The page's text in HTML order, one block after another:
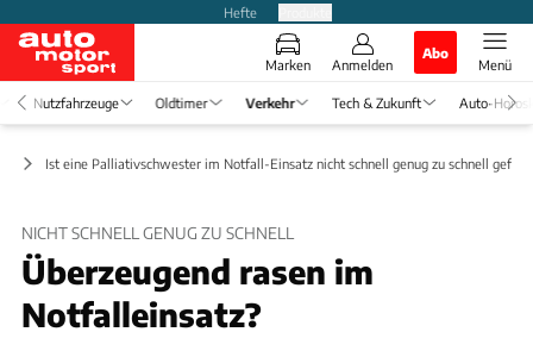
Hefte
Marken Anmelden
Abo
Menü
Nutzfahrzeuge Oldtimer Verkehr Tech & Zukunft Auto-
Ist eine Palliativschwester im Notfall-Einsatz nicht schnell genug zu schnell
NICHT SCHNELL GENUG ZU SCHNELL
Überzeugend rasen im
Notfalleinsatz?